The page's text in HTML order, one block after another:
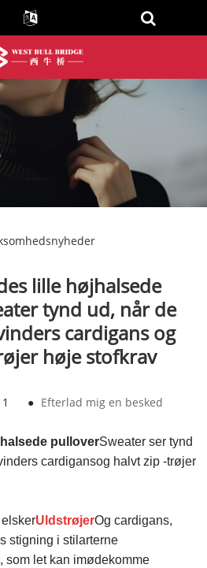
lille højhalsede
tynd ud, når de
cardigans og
høje stofkrav
1 ● Efterlad mig en besked
pulloverSweater ser tynd
cardigansog halvt zip -trøjer
UldstrøjerOg cardigans,
stigning i stilarterne
som let kan imødekomme